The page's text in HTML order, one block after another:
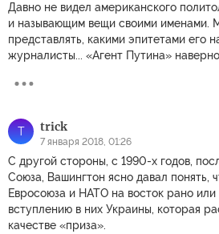
Давно не видел американского
и называющим вещи своими именами.
представлять, какими эпитетами его
журналисты... «Агент Путина»
T trick
7 января 2018, 01:26
С другой стороны, с 1990-х годов,
Союза, Вашингтон ясно давал понять,
Евросоюза и НАТО на восток рано или
вступлению в них Украины, которая
качестве «приза».